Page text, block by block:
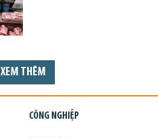
XEM THÊM
CÔNG NGHIỆP